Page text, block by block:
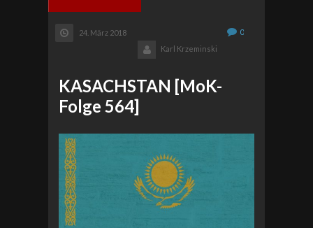
24. März 2018
0
Karl Krzeminski
KASACHSTAN [MoK-
Folge 564]